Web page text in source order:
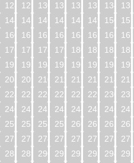
128
129 130 131 132 133 134 135
144
145 146 147 148 149 150 151
160
161 162 163 164 165 166 167
176
177 178 179 180 181 182 183
192
193 194 195 196 197 198 199
208
209 210 211 212 213 214 215
224
225 226 227 228 229 230 231
240
241 242 243 244 245 246 247
256
257 258 259 260 261 262 263
272
273 274 275 276 277 278 279
288
289 290 291 292 293 294 295